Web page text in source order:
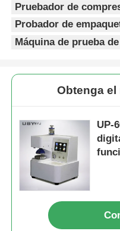
Pruebador de
Probador de
Máquina de prueba
Obtenga
UP-